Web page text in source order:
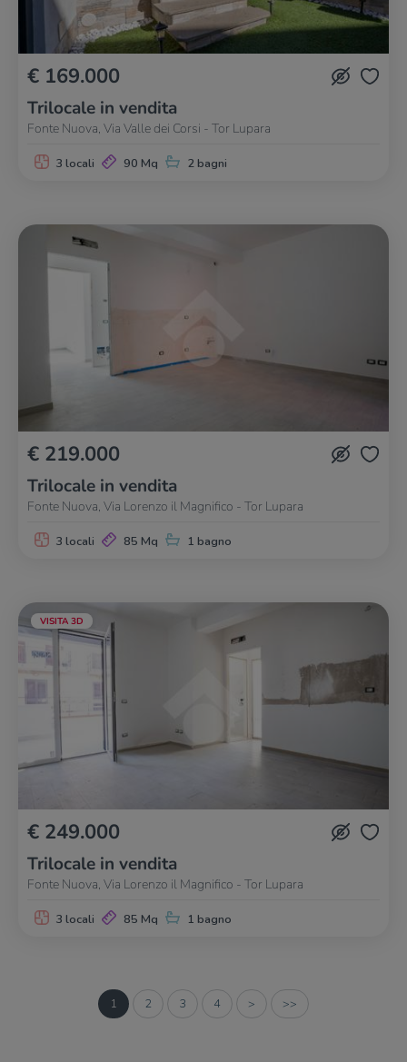
€ 169.000
Trilocale in vendita
Fonte Nuova, Via Valle dei Corsi - Tor Lupara
3 locali 90 Mq 2 bagni
€ 219.000
Trilocale in vendita
Fonte Nuova, Via Lorenzo il Magnifico - Tor Lupara
3 locali 85 Mq 1 bagno
VISITA 3D
€ 249.000
Trilocale in vendita
Fonte Nuova, Via Lorenzo il Magnifico - Tor Lupara
3 locali 85 Mq 1 bagno
1 2 3 4 > >>